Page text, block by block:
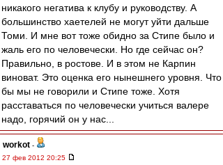
никакого негатива к клубу и руководству. А
большинство хаетелей не могут уйти дальше
Томи. И мне вот тоже обидно за Стипе было и
жаль его по человечески. Но где сейчас он?
Правильно, в ростове. И в этом не Карпин
виноват. Это оценка его нынешнего уровня. Что
бы мы не говорили и Стипе тоже. Хотя
расставаться по человечески учиться валере
надо, горячий он у нас...
workоt -
27 фев 2012 20:25